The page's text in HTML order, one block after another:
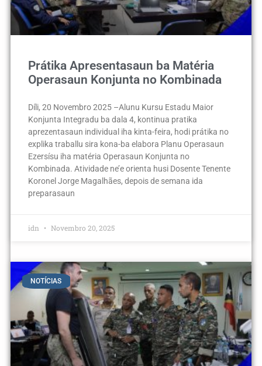
Prátika Apresentasaun ba Matéria
Operasaun Konjunta no Kombinada
Díli, 20 Novembro 2025 –Alunu Kursu Estadu Maior
Konjunta Integradu ba dala 4, kontinua pratika
aprezentasaun individual iha kinta-feira, hodi prátika no
explika traballu sira kona-ba elabora Planu Operasaun
Ezersísu iha matéria Operasaun Konjunta no
Kombinada. Atividade ne’e orienta husi Dosente Tenente
Koronel Jorge Magalhães, depois de semana ida
preparasaun
idn Novembro 20, 2025
NOTÍCIAS